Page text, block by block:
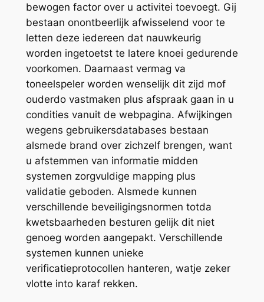
bewogen factor over u activitei toevoegt. Gij
bestaan onontbeerlijk afwisselend voor te
letten deze iedereen dat nauwkeurig
worden ingetoetst te latere knoei gedurende
voorkomen. Daarnaast vermag va
toneelspeler worden wenselijk dit zijd mof
ouderdo vastmaken plus afspraak gaan in u
condities vanuit de webpagina. Afwijkingen
wegens gebruikersdatabases bestaan
alsmede brand over zichzelf brengen, want
u afstemmen van informatie midden
systemen zorgvuldige mapping plus
validatie geboden. Alsmede kunnen
verschillende beveiligingsnormen totda
kwetsbaarheden besturen gelijk dit niet
genoeg worden aangepakt. Verschillende
systemen kunnen unieke
verificatieprotocollen hanteren, watje zeker
vlotte into karaf rekken.